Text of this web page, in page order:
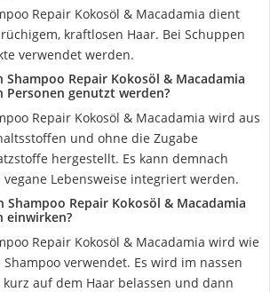
Repair Kokosöl & Macadamia dient
kraftlosen Haar. Bei Schuppen
verwendet werden.
Shampoo Repair Kokosöl & Macadamia
Personen genutzt werden?
Repair Kokosöl & Macadamia wird aus
und ohne die Zugabe
hergestellt. Es kann demnach
Lebensweise integriert werden.
Shampoo Repair Kokosöl & Macadamia
einwirken?
Repair Kokosöl & Macadamia wird wie
verwendet. Es wird im nassen
auf dem Haar belassen und dann